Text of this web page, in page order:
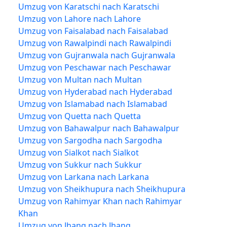
Umzug von Karatschi nach Karatschi
Umzug von Lahore nach Lahore
Umzug von Faisalabad nach Faisalabad
Umzug von Rawalpindi nach Rawalpindi
Umzug von Gujranwala nach Gujranwala
Umzug von Peschawar nach Peschawar
Umzug von Multan nach Multan
Umzug von Hyderabad nach Hyderabad
Umzug von Islamabad nach Islamabad
Umzug von Quetta nach Quetta
Umzug von Bahawalpur nach Bahawalpur
Umzug von Sargodha nach Sargodha
Umzug von Sialkot nach Sialkot
Umzug von Sukkur nach Sukkur
Umzug von Larkana nach Larkana
Umzug von Sheikhupura nach Sheikhupura
Umzug von Rahimyar Khan nach Rahimyar
Khan